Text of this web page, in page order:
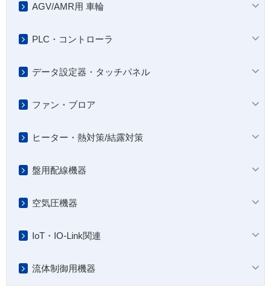
AGV/AMR用 車輪
PLC・コントローラ
データ設定器・タッチパネル
ファン・ブロア
ヒーター・熱対策/結露対策
盤用配線機器
空気圧機器
IoT・IO-Link関連
流体制御用機器